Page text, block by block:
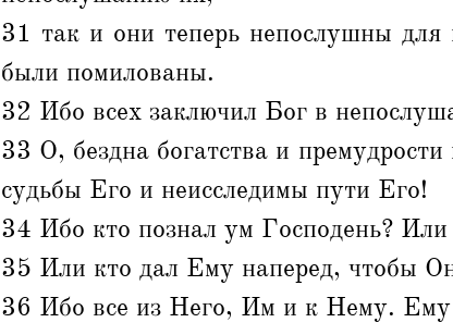
31 так и они теперь непослушны
были помилованы.
32 Ибо всех заключил Бог в
33 О, бездна богатства и
судьбы Его и неисследимы пути Его!
34 Ибо кто познал ум Господень?
35 Или кто дал Ему наперед, чтобы
36 Ибо все из Него, Им и к Нему. Ему